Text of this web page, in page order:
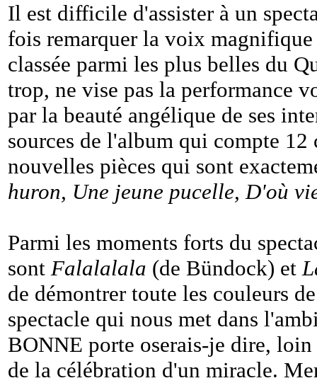
Il est difficile d'assister à un
fois remarquer la voix
classée parmi les plus belles du
trop, ne vise pas la performance
par la beauté angélique de ses
sources de l'album qui compte
nouvelles pièces qui sont
huron, Une jeune pucelle, D'où
Parmi les moments forts du
sont Falalalala (de Bündock) et
de démontrer toute les couleurs
spectacle qui nous met dans
BONNE porte oserais-je dire,
de la célébration d'un miracle.